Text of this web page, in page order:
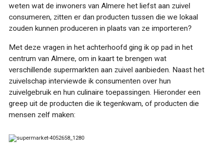
weten wat de inwoners van Almere het liefst aan zuivel
consumeren, zitten er dan producten tussen die we lokaal
zouden kunnen produceren in plaats van ze importeren?
Met deze vragen in het achterhoofd ging ik op pad in het
centrum van Almere, om in kaart te brengen wat
verschillende supermarkten aan zuivel aanbieden. Naast het
zuivelschap interviewde ik consumenten over hun
zuivelgebruik en hun culinaire toepassingen. Hieronder een
greep uit de producten die ik tegenkwam, of producten die
mensen zelf maken: